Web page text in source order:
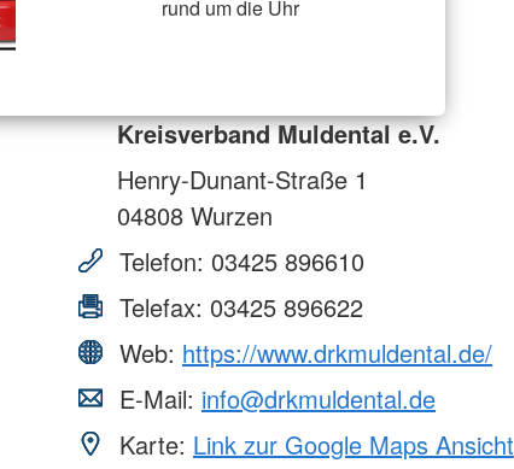
rund um die Uhr
Kreisverband Muldental e.V.
Henry-Dunant-Straße 1
04808 Wurzen
Telefon: 03425 896610
Telefax: 03425 896622
Web: https://www.drkmuldental.de/
E-Mail: info@drkmuldental.de
Karte: Link zur Google Maps Ansicht